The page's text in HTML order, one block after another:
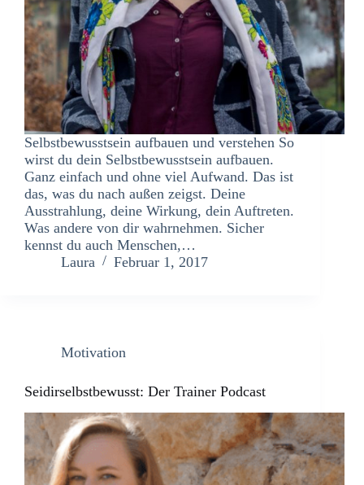
Selbstbewusstsein aufbauen und verstehen So
wirst du dein Selbstbewusstsein aufbauen.
Ganz einfach und ohne viel Aufwand. Das ist
das, was du nach außen zeigst. Deine
Ausstrahlung, deine Wirkung, dein Auftreten.
Was andere von dir wahrnehmen. Sicher
kennst du auch Menschen,…
Laura
Februar 1, 2017
Motivation
Seidirselbstbewusst: Der Trainer Podcast